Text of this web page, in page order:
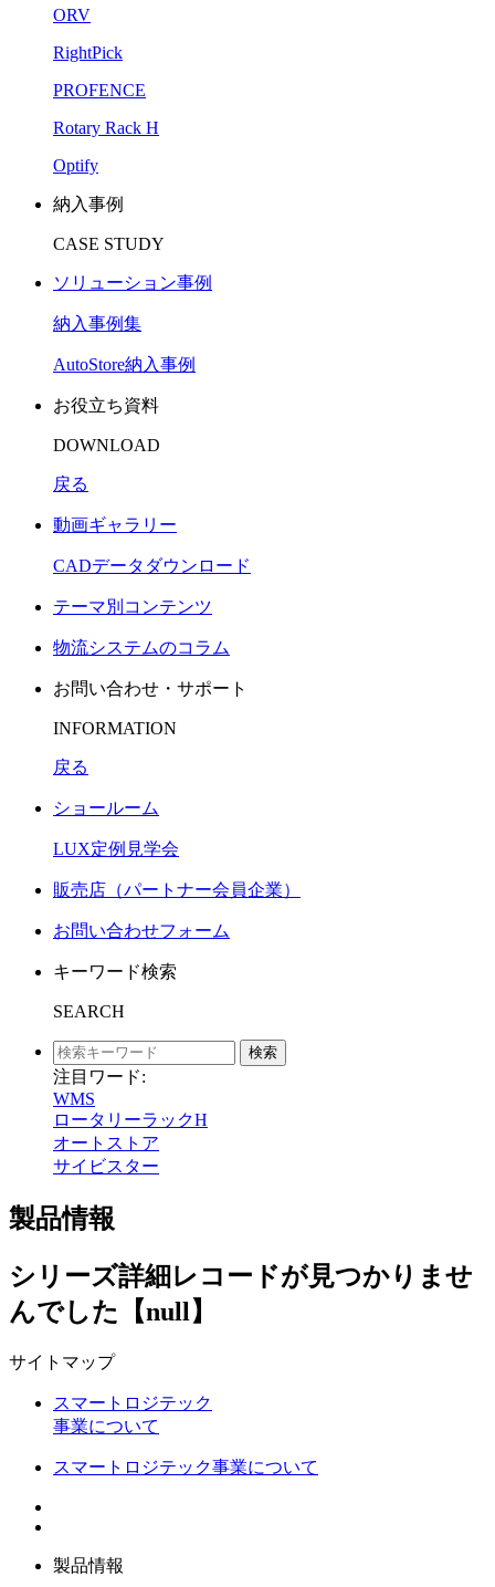
ORV
RightPick
PROFENCE
Rotary Rack H
Optify
納入事例
CASE STUDY
ソリューション事例
納入事例集
AutoStore納入事例
お役立ち資料
DOWNLOAD
戻る
動画ギャラリー
CADデータダウンロード
テーマ別コンテンツ
物流システムのコラム
お問い合わせ・サポート
INFORMATION
戻る
ショールーム
LUX定例見学会
販売店（パートナー会員企業）
お問い合わせフォーム
キーワード検索
SEARCH
検索
注目ワード:
WMS
ロータリーラックH
オートストア
サイビスター
製品情報
シリーズ詳細レコードが見つかりませ
んでした【null】
サイトマップ
スマートロジテック
事業について
スマートロジテック事業について
製品情報